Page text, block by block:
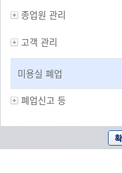
종업원 관리
고객 관리
미용실 폐업
폐업신고 등